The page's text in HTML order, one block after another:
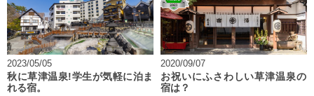
2023/05/05
秋に草津温泉!学生が気軽に泊ま
れる宿。
2020/09/07
お祝いにふさわしい草津温泉の
宿は？